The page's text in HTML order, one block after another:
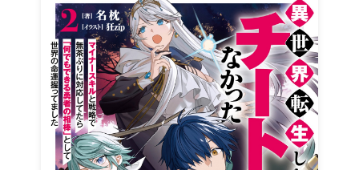
ゲーム
企業
会社概要
採用情報
アクセス
オーバーラップホールディングス
お問い合わせはこちら
オーバーラップ文庫
オーバーラップノベルス